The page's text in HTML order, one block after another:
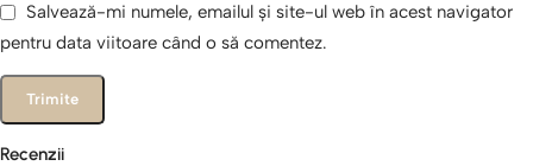
Recenzii
Salvează-mi numele, emailul și site-ul web în acest navigator
pentru data viitoare când o să comentez.